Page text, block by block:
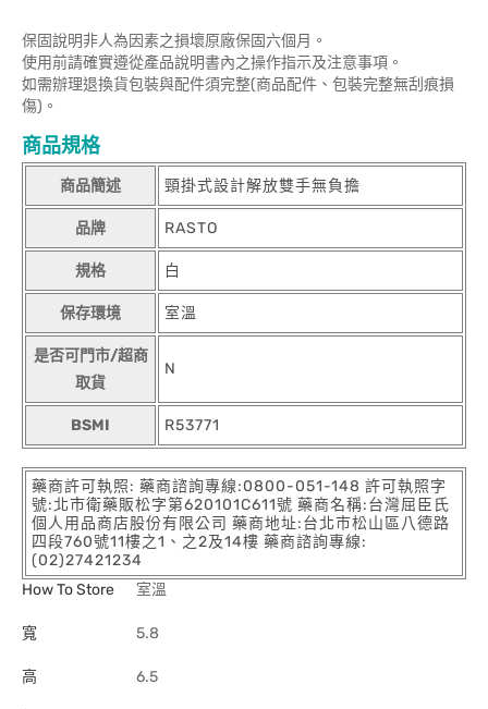
保固說明非人為因素之損壞原廠保固六個月。
使用前請確實遵從產品說明書內之操作指示及注意事項。
如需辦理退換貨包裝與配件須完整(商品配件、包裝完整無刮痕損
傷)。
商品規格
商品簡述 頸掛式設計解放雙手無負擔
品牌 RASTO
規格 白
保存環境 室溫
是否可門市/超商
取貨
N
BSMI R53771
藥商許可執照: 藥商諮詢專線:0800-051-148 許可執照字
號:北市衛藥販松字第620101C611號 藥商名稱:台灣屈臣氏
個人用品商店股份有限公司 藥商地址:台北市松山區八德路
四段760號11樓之1、之2及14樓 藥商諮詢專線:
(02)27421234
How To Store
室溫
寬 5.8
高 6.5